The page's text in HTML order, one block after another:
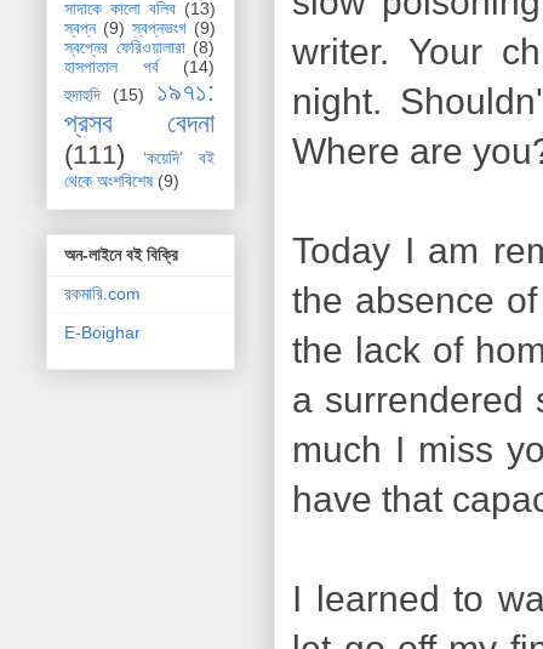
writer. Your
night.
Where are
Today I am
the absence
the lack of
a surrendered
much I miss
have that
I learned to
সাদাকে কালো বলিব (13)
স্বপ্ন (9) স্বপ্নভংগ (9)
স্বপ্নের ফেরিওয়ালারা (8)
হাসপাতাল পর্ব
(14)
হুদাহুদি
(15)
১৯৭১:
প্রসব বেদনা
(111)
‘কয়েদি’ বই
থেকে অংশবিশেষ (9)
অন-লাইনে বই বিক্রি
রকমারি.com
E-Boighar